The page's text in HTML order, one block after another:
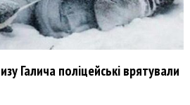
Галича поліцейські врятували